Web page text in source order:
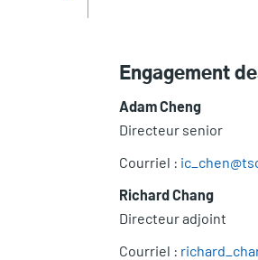
Engagement
Adam Cheng
Directeur senior
Courriel :
Richard Chang
Directeur adjoint
Courriel :